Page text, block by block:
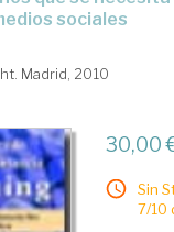
sociales
Madrid, 2010
30,00
Sin
7/10